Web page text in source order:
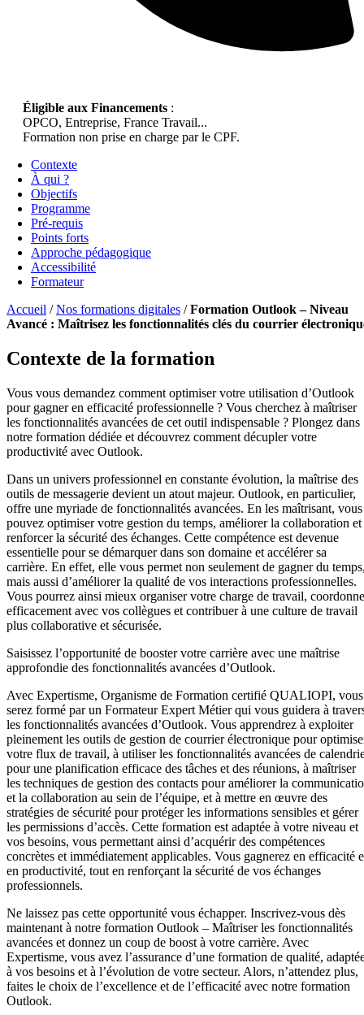
Éligible aux Financements :
OPCO, Entreprise, France Travail...
Formation non prise en charge par le CPF.
Contexte
À qui ?
Objectifs
Programme
Pré-requis
Points forts
Approche pédagogique
Accessibilité
Formateur
Accueil /Nos formations digitales /Formation Outlook – Niveau
Avancé : Maîtrisez les fonctionnalités clés du courrier
Contexte de la formation
Vous vous demandez comment optimiser votre utilisation d’Outlook
pour gagner en efficacité professionnelle ? Vous cherchez à maîtriser
les fonctionnalités avancées de cet outil indispensable ? Plongez dans
notre formation dédiée et découvrez comment décupler votre
productivité avec Outlook.
Dans un univers professionnel en constante évolution, la maîtrise des
outils de messagerie devient un atout majeur. Outlook, en particulier,
offre une myriade de fonctionnalités avancées. En les maîtrisant, vous
pouvez optimiser votre gestion du temps, améliorer la collaboration et
renforcer la sécurité des échanges. Cette compétence est devenue
essentielle pour se démarquer dans son domaine et accélérer sa
carrière. En effet, elle vous permet non seulement de gagner du
mais aussi d’améliorer la qualité de vos interactions professionnelles.
Vous pourrez ainsi mieux organiser votre charge de travail,
efficacement avec vos collègues et contribuer à une culture de travail
plus collaborative et sécurisée.
Saisissez l’opportunité de booster votre carrière avec une maîtrise
approfondie des fonctionnalités avancées d’Outlook.
Avec Expertisme, Organisme de Formation certifié QUALIOPI, vous
serez formé par un Formateur Expert Métier qui vous guidera à
les fonctionnalités avancées d’Outlook. Vous apprendrez à exploiter
pleinement les outils de gestion de courrier électronique pour
votre flux de travail, à utiliser les fonctionnalités avancées de
pour une planification efficace des tâches et des réunions, à maîtriser
les techniques de gestion des contacts pour améliorer la
et la collaboration au sein de l’équipe, et à mettre en œuvre des
stratégies de sécurité pour protéger les informations sensibles et gérer
les permissions d’accès. Cette formation est adaptée à votre niveau et
vos besoins, vous permettant ainsi d’acquérir des compétences
concrètes et immédiatement applicables. Vous gagnerez en efficacité
en productivité, tout en renforçant la sécurité de vos échanges
professionnels.
Ne laissez pas cette opportunité vous échapper. Inscrivez-vous dès
maintenant à notre formation Outlook – Maîtriser les fonctionnalités
avancées et donnez un coup de boost à votre carrière. Avec
Expertisme, vous avez l’assurance d’une formation de qualité,
à vos besoins et à l’évolution de votre secteur. Alors, n’attendez plus,
faites le choix de l’excellence et de l’efficacité avec notre formation
Outlook.